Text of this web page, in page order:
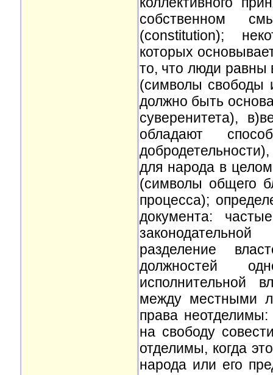
собственном
(constitution);
которых
то, что люди равны
(символы свободы
должно быть
суверенитета),
обладают
для народа в
(символы общего
процесса);
документа:
разделение
должностей
исполнительной
между местными
права
на свободу
отделимы, когда
народа или его